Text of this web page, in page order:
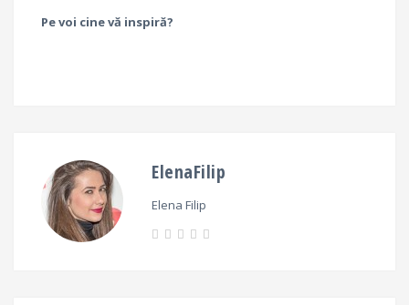
Pe voi cine vă inspiră?
ElenaFilip
Elena Filip